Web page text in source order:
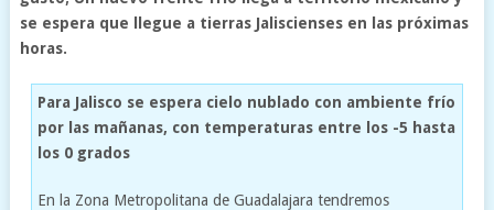
se espera que llegue a tierras Jaliscienses en las próximas
horas.
Para Jalisco se espera cielo nublado con ambiente frío
por las mañanas, con temperaturas entre los -5 hasta
los 0 grados
En la Zona Metropolitana de Guadalajara tendremos